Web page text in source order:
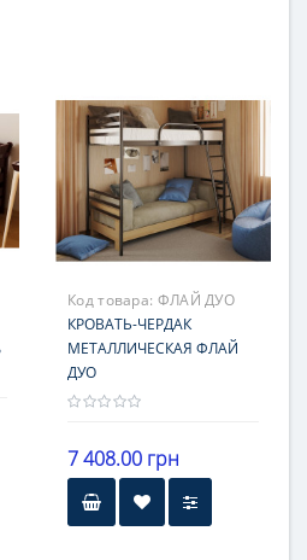
12 месяцев
Код товара: ФЛАЙ ДУО
КРОВАТЬ-ЧЕРДАК
МЕТАЛЛИЧЕСКАЯ ФЛАЙ
ДУО
7 408.00 грн